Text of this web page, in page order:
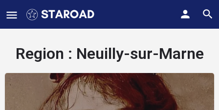
Region : Neuilly-sur-Marne